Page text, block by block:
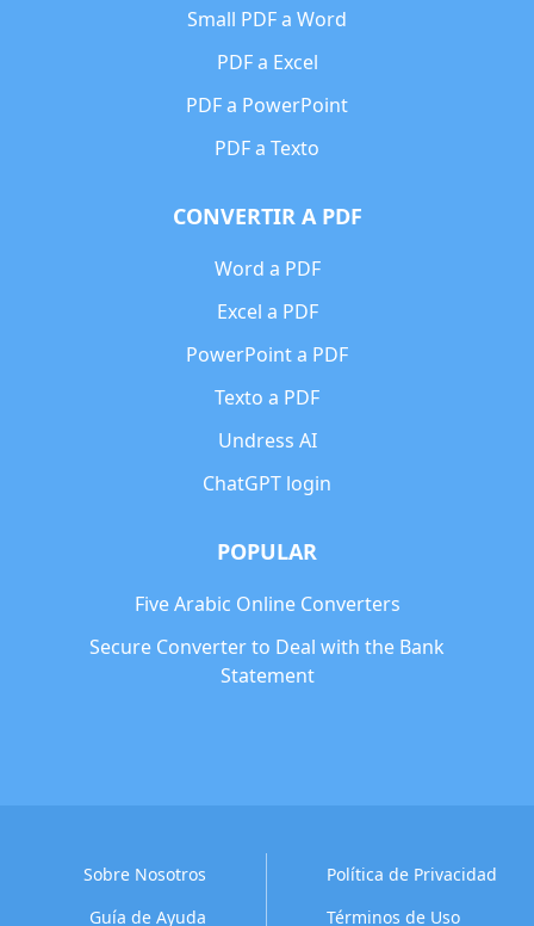
Small PDF a Word
PDF a Excel
PDF a PowerPoint
PDF a Texto
CONVERTIR A PDF
Word a PDF
Excel a PDF
PowerPoint a PDF
Texto a PDF
Undress AI
ChatGPT login
POPULAR
Five Arabic Online Converters
Secure Converter to Deal with the Bank
Statement
Sobre Nosotros
Política de Privacidad
Guía de Ayuda
Términos de Uso